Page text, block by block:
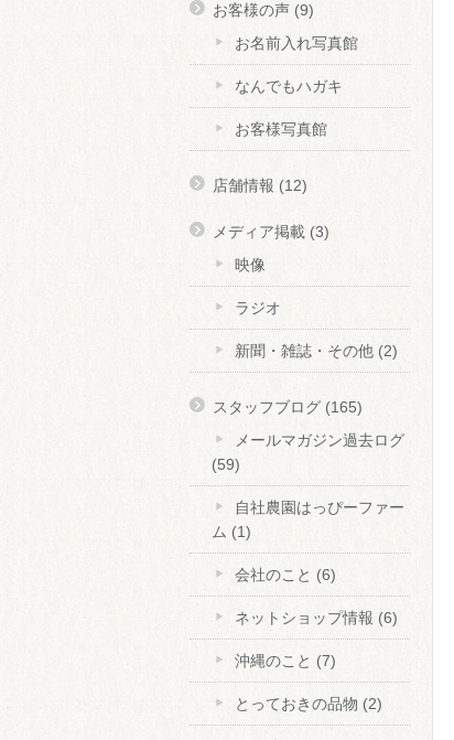
お客様の声 (9)
お名前入れ写真館
なんでもハガキ
お客様写真館
店舗情報 (12)
メディア掲載 (3)
映像
ラジオ
新聞・雑誌・その他 (2)
スタッフブログ (165)
メールマガジン過去ログ
(59)
自社農園はっぴーファー
ム (1)
会社のこと (6)
ネットショップ情報 (6)
沖縄のこと (7)
とっておきの品物 (2)